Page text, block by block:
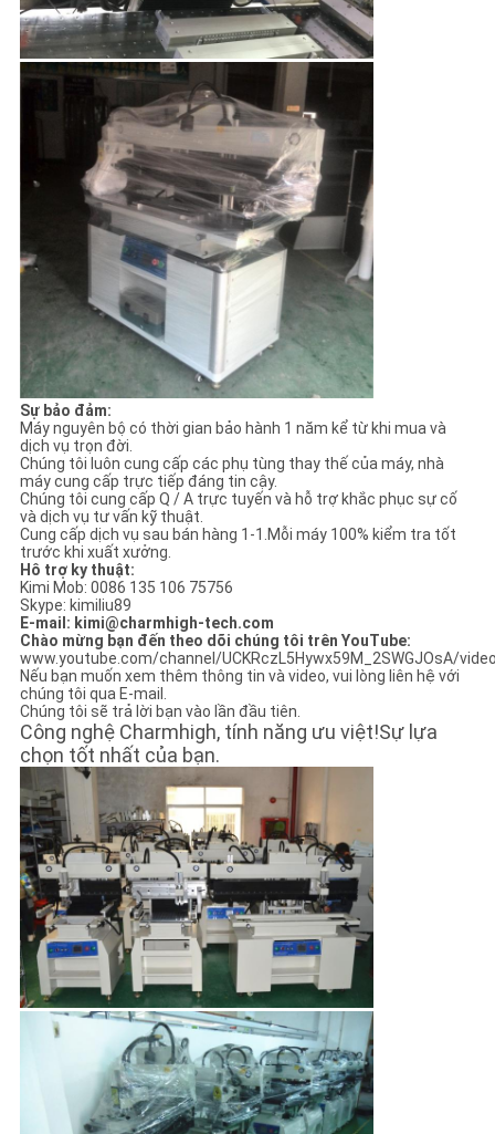
Sự bảo đảm:
Máy nguyên bộ có thời gian bảo hành 1 năm kể từ khi mua và
dịch vụ trọn đời.
Chúng tôi luôn cung cấp các phụ tùng thay thế của máy, nhà
máy cung cấp trực tiếp đáng tin cậy.
Chúng tôi cung cấp Q / A trực tuyến và hỗ trợ khắc phục sự cố
và dịch vụ tư vấn kỹ thuật.
Cung cấp dịch vụ sau bán hàng 1-1.Mỗi máy 100% kiểm tra tốt
trước khi xuất xưởng.
Hô trợ ky thuật:
Kimi Mob: 0086 135 106 75756
Skype: kimiliu89
E-mail: kimi@charmhigh-tech.com
Chào mừng bạn đến theo dõi chúng tôi trên YouTube:
www.youtube.com/channel/UCKRczL5Hywx59M_2SWGJOsA/
Nếu bạn muốn xem thêm thông tin và video, vui lòng liên hệ với
chúng tôi qua E-mail.
Chúng tôi sẽ trả lời bạn vào lần đầu tiên.
Công nghệ Charmhigh, tính năng ưu việt!Sự lựa
chọn tốt nhất của bạn.